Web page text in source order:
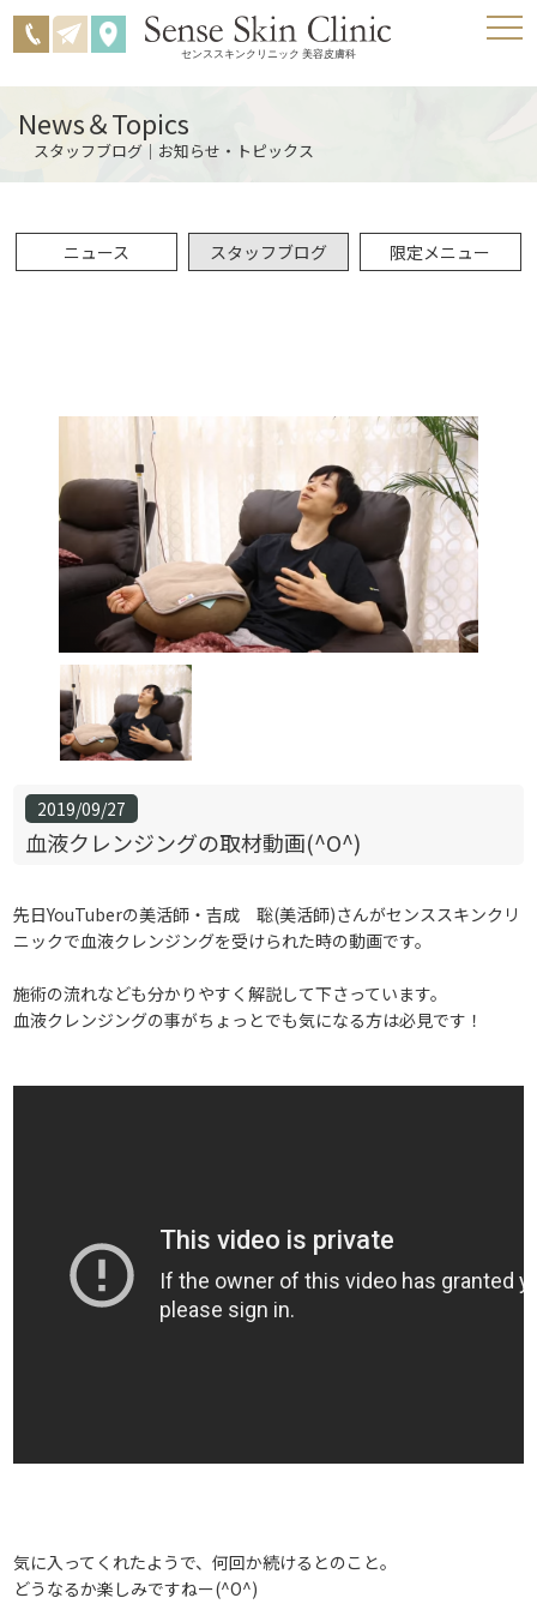
センススキンクリニック 美容皮膚科
News＆Topics
スタッフブログ｜お知らせ・トピックス
ニュース スタッフブログ 限定メニュー
2019/09/27
血液クレンジングの取材動画(^O^)
先日YouTuberの美活師・吉成 聡(美活師)さんがセンススキンクリ
ニックで血液クレンジングを受けられた時の動画です。
施術の流れなども分かりやすく解説して下さっています。
血液クレンジングの事がちょっとでも気になる方は必見です！
気に入ってくれたようで、何回か続けるとのこと。
どうなるか楽しみですねー(^O^)